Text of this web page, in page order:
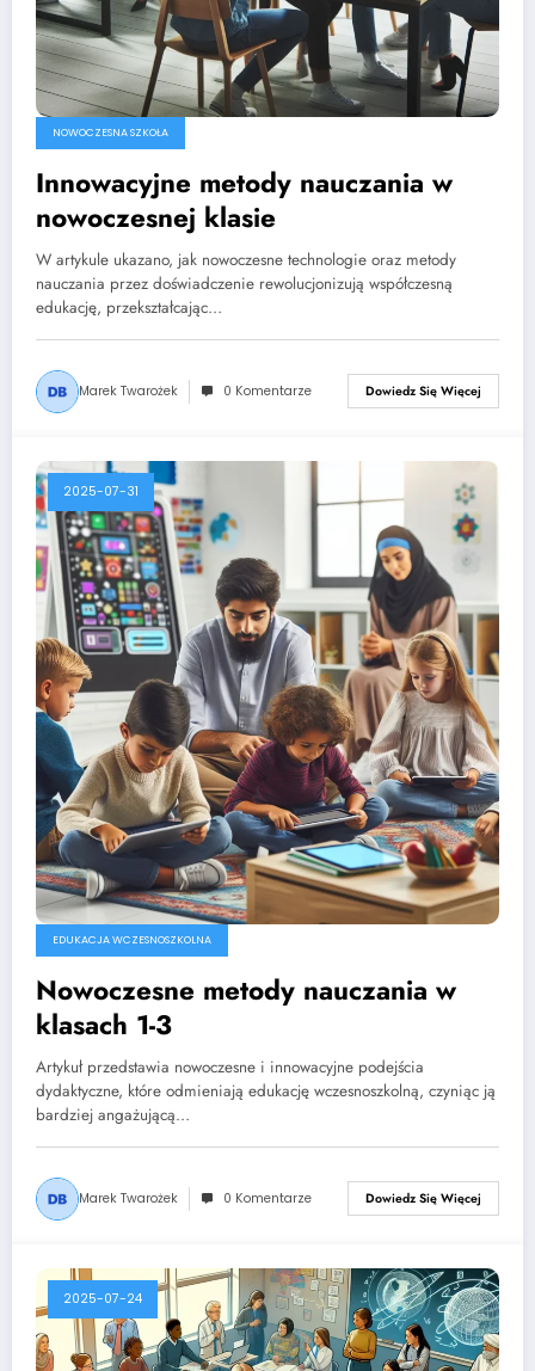
NOWOCZESNA SZKOŁA
Innowacyjne metody nauczania w
nowoczesnej klasie
W artykule ukazano, jak nowoczesne technologie oraz metody
nauczania przez doświadczenie rewolucjonizują współczesną
edukację, przekształcając…
Marek Twarożek 0 Komentarze Dowiedz Się Więcej
2025-07-31
EDUKACJA WCZESNOSZKOLNA
Nowoczesne metody nauczania w
klasach 1-3
Artykuł przedstawia nowoczesne i innowacyjne podejścia
dydaktyczne, które odmieniają edukację wczesnoszkolną, czyniąc ją
bardziej angażującą…
Marek Twarożek 0 Komentarze Dowiedz Się Więcej
2025-07-24